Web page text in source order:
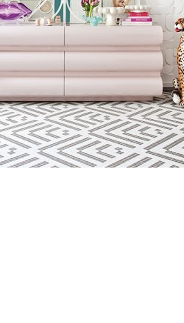
SAINT-GOBAIN IMPTEK – XI
INTERNACIONAL